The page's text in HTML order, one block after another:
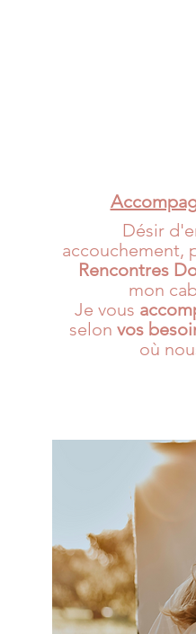
Désir
accouchement,
Rencontres
mon
Je vous
selon vos
où